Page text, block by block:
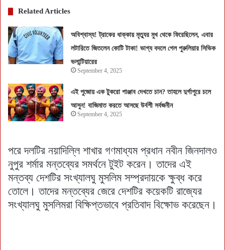
Related Articles
অবিশ্বাস্য! ট্রাকের ধাক্কায় মৃত্যুর মুখ থেকে ফিরেছিলেন, এবার
লটারিতে জিতলেন কোটি টাকা! ভাগ্য বদলে গেল পুরুলিয়ার সিভিক
ভলান্টিয়ারের
September 4, 2025
এই পুজোয় এক টুকরো পাঞ্জাব দেখতে চান? তাহলে দুর্গাপুরে চলে
আসুন! বাজিমাত করতে আসছে উর্বশী সর্বজনীন
September 4, 2025
পরে দলটির নয়াদিল্লি শাখার গণমাধ্যম প্রধান নবীন জিনদালও
নুপুর শর্মার মন্তব্যের সমর্থনে টুইট করেন। তাদের এই
মন্তব্য দেশটির সংখ্যালঘু মুসলিম সম্প্রদায়কে ক্ষুব্ধ করে
তোলে। তাদের মন্তব্যের জেরে দেশটির কয়েকটি রাজ্যের
সংখ্যালঘু মুসলিমরা বিক্ষিপ্তভাবে প্রতিবাদ বিক্ষোভ করেছেন।